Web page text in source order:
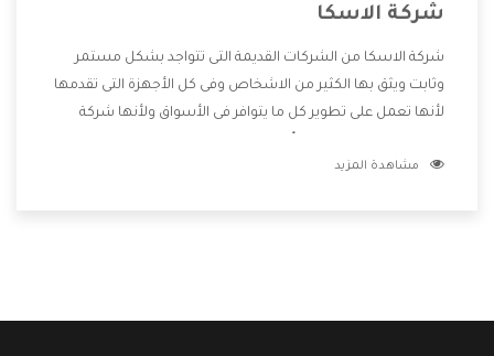
شركة الاسكا
شركة الاسكا من الشركات القديمة التى تتواجد بشكل مستمر
وثابت ويثق بها الكثير من الاشخاص وفى كل الأجهزة التى تقدمها
لأنها تعمل على تطوير كل ما يتوافر فى الأسواق ولأنها شركة
وتقدم للعملاء أقوى العروض والخصومات التى تسهل على
مشاهدة المزيد